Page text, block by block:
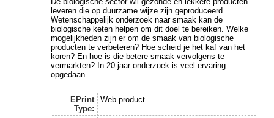
leveren die op duurzame wijze zijn geproduceerd.
Wetenschappelijk onderzoek naar smaak kan de
biologische keten helpen om dit doel te bereiken. Welke
mogelijkheden zijn er om de smaak van biologische
producten te verbeteren? Hoe scheid je het kaf van het
koren? En hoe is die betere smaak vervolgens te
vermarkten? In 20 jaar onderzoek is veel ervaring
opgedaan.
EPrint
Type:
Web product